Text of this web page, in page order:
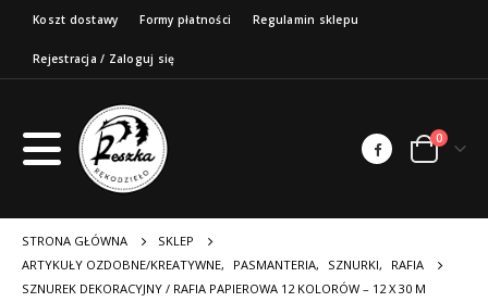
Koszt dostawy Formy płatności Regulamin sklepu
Rejestracja / Zaloguj się
0
STRONA GŁÓWNA
SKLEP
ARTYKUŁY OZDOBNE/KREATYWNE, PASMANTERIA, SZNURKI,
RAFIA
SZNUREK DEKORACYJNY / RAFIA PAPIEROWA 12 KOLORÓW – 12 X 30 M